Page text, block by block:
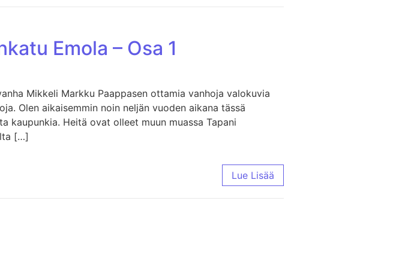
Emola – Osa 1
Mikkeli Markku Paappasen ottamia vanhoja valokuvia
Olen aikaisemmin noin neljän vuoden aikana tässä
kaupunkia. Heitä ovat olleet muun muassa Tapani
[…]
Lue Lisää